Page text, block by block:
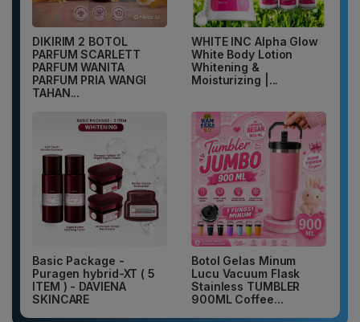
DIKIRIM 2 BOTOL
PARFUM SCARLETT
PARFUM WANITA
PARFUM PRIA WANGI
TAHAN...
WHITE INC Alpha Glow
White Body Lotion
Whitening &
Moisturizing |...
Basic Package -
Puragen hybrid-XT ( 5
ITEM ) - DAVIENA
SKINCARE
Botol Gelas Minum
Lucu Vacuum Flask
Stainless TUMBLER
900ML Coffee...